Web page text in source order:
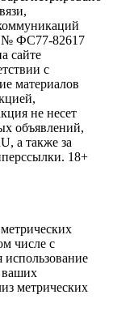
№ ФС77-82617
сайте
с
материалов
не несет
объявлений,
а также за
18+
числе с
ваших
метрических